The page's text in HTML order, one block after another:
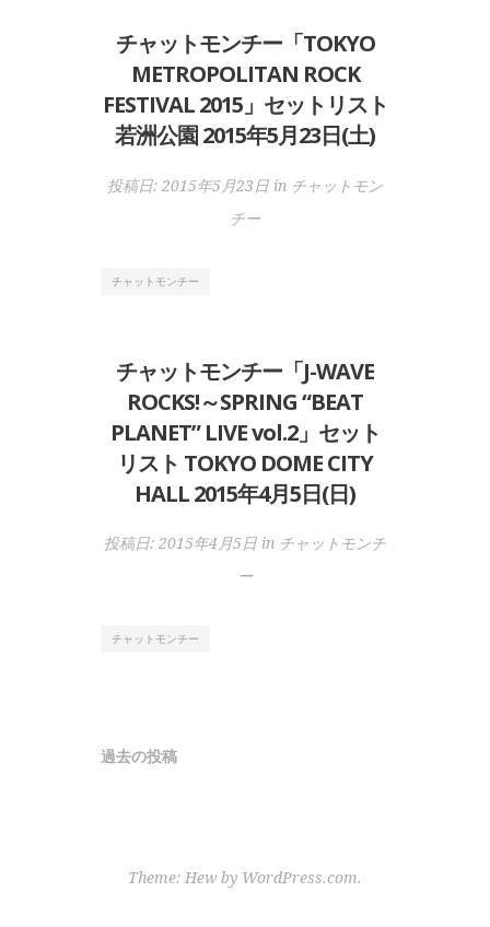
チャットモンチー「TOKYO
METROPOLITAN ROCK
FESTIVAL 2015」セットリスト
若洲公園 2015年5月23日(土)
投稿日: 2015年5月23日 in チャットモン
チー
チャットモンチー
チャットモンチー「J-WAVE
ROCKS!～SPRING “BEAT
PLANET” LIVE vol.2」セット
リスト TOKYO DOME CITY
HALL 2015年4月5日(日)
投稿日: 2015年4月5日 in チャットモンチ
ー
チャットモンチー
過去の投稿
Theme: Hew by WordPress.com.